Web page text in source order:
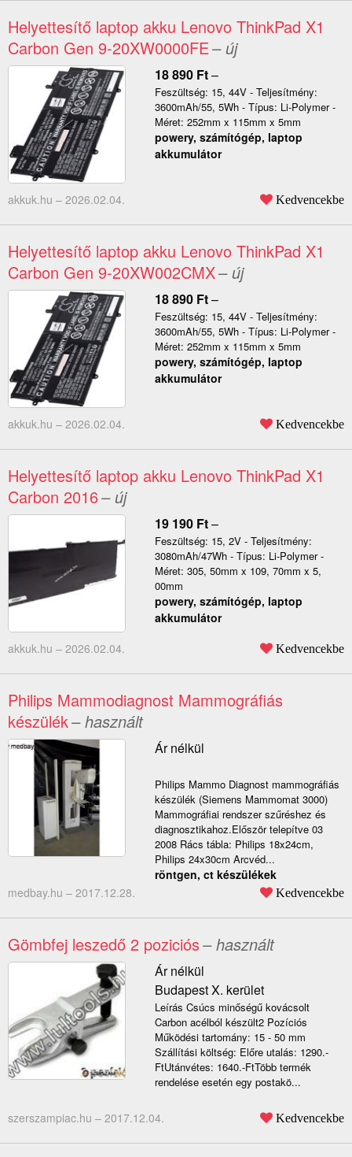
Helyettesítő laptop akku Lenovo ThinkPad X1
Carbon Gen 9-20XW0000FE– új
18 890 Ft–
Feszültség: 15, 44V - Teljesítmény:
3600mAh/55, 5Wh - Típus: Li-Polymer -
Méret: 252mm x 115mm x 5mm
powery, számítógép, laptop
akkumulátor
akkuk.hu – 2026.02.04. Kedvencekbe
Helyettesítő laptop akku Lenovo ThinkPad X1
Carbon Gen 9-20XW002CMX– új
18 890 Ft–
Feszültség: 15, 44V - Teljesítmény:
3600mAh/55, 5Wh - Típus: Li-Polymer -
Méret: 252mm x 115mm x 5mm
powery, számítógép, laptop
akkumulátor
akkuk.hu – 2026.02.04. Kedvencekbe
Helyettesítő laptop akku Lenovo ThinkPad X1
Carbon 2016– új
19 190 Ft–
Feszültség: 15, 2V - Teljesítmény:
3080mAh/47Wh - Típus: Li-Polymer -
Méret: 305, 50mm x 109, 70mm x 5,
00mm
powery, számítógép, laptop
akkumulátor
akkuk.hu – 2026.02.04. Kedvencekbe
Philips Mammodiagnost Mammográfiás
készülék– használt
Ár nélkül
Philips Mammo Diagnost mammográfiás
készülék (Siemens Mammomat 3000)
Mammográfiai rendszer szűréshez és
diagnosztikahoz.Először telepítve 03
2008 Rács tábla: Philips 18x24cm,
Philips 24x30cm Arcvéd...
röntgen, ct készülékek
medbay.hu – 2017.12.28. Kedvencekbe
Gömbfej leszedő 2 poziciós– használt
Ár nélkül
Budapest X. kerület
Leírás Csúcs minőségű kovácsolt
Carbon acélból készült2 Pozíciós
Működési tartomány: 15 - 50 mm
Szállítási költség: Előre utalás: 1290.-
FtUtánvétes: 1640.-FtTöbb termék
rendelése esetén egy postakö...
szerszampiac.hu – 2017.12.04. Kedvencekbe